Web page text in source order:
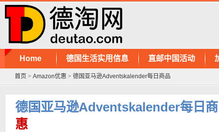
Home 德国生活实用信息 直邮中国活动
首页 > Amazon优惠 > 德国亚马逊Adventskalender每日商品
德国亚马逊Adventskalender每日
惠